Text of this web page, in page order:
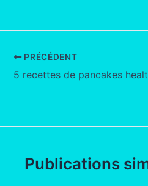
PRÉCÉDENT
Publications